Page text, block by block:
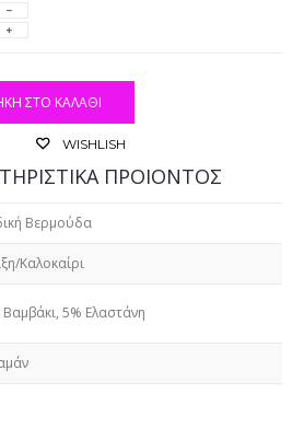
ΣΤΟ ΚΑΛΆΘΙ
WISHLISH
ΠΡΟΙΟΝΤΟΣ
Βερμούδα
Καλοκαίρι
Βαμβάκι, 5% Ελαστάνη